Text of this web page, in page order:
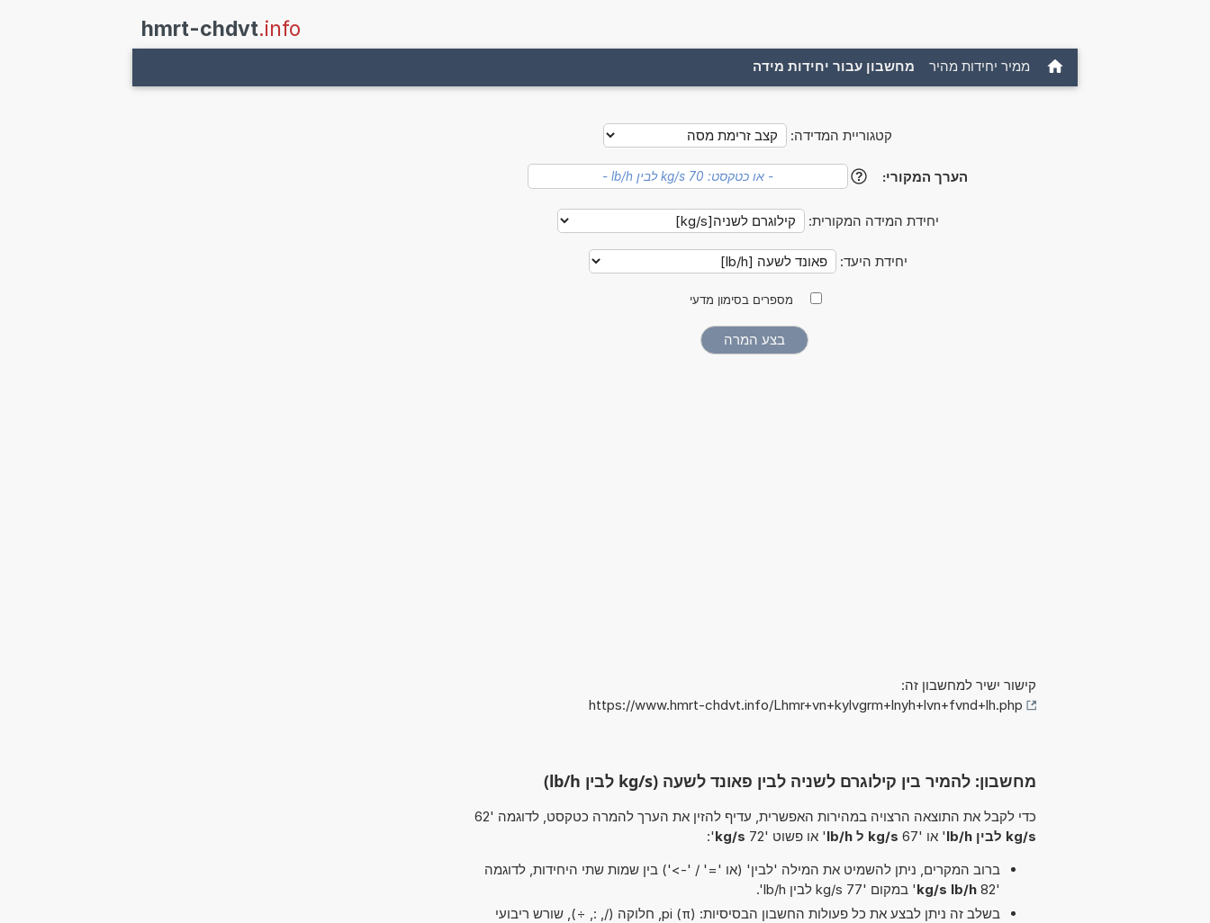
hmrt-chdvt.info
ממיר יחידות מהיר מחשבון עבור יחידות מידה
קטגוריית המדידה:
הערך המקורי: ?
יחידת המידה המקורית:
יחידת היעד:
מספרים בסימון מדעי
קישור ישיר למחשבון זה:
https://www.hmrt-chdvt.info/Lhmr+vn+kylvgrm+lnyh+lvn+fvnd+lh.php
מחשבון: להמיר בין קילוגרם לשניה לבין פאונד לשעה (kg/s לבין lb/h)
כדי לקבל את התוצאה הרצויה במהירות האפשרית, עדיף להזין את הערך להמרה כטקסט, לדוגמה '62
kg/s לבין lb/h
' או '67 kg/s ל lb/h ' או פשוט '72 kg/s
':
ברוב המקרים, ניתן להשמיט את המילה 'לבין' (או '=' / '->') בין שמות שתי היחידות, לדוגמה
'82
kg/s lb/h' במקום '77 kg/s לבין lb/h'.
בשלב זה ניתן לבצע את כל פעולות החשבון הבסיסיות: pi (π), חלוקה (/, :, ÷), שורש ריבועי